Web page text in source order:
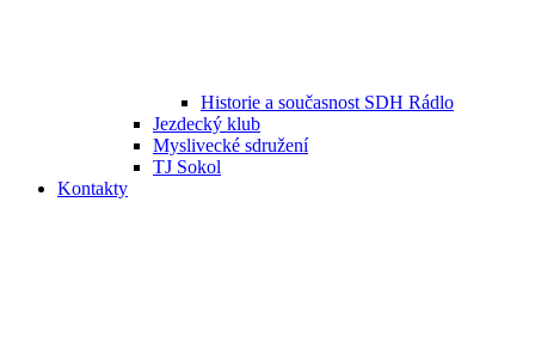
Historie a současnost SDH Rádlo
Jezdecký klub
Myslivecké sdružení
TJ Sokol
Kontakty